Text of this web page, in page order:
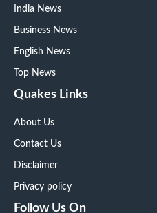
India News
Business News
English News
Top News
Quakes Links
About Us
Contact Us
Disclaimer
Privacy policy
Follow Us On